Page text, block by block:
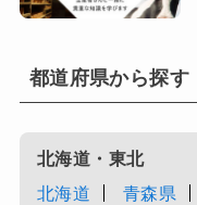
都道府県から探す
北海道・東北
北海道
青森県